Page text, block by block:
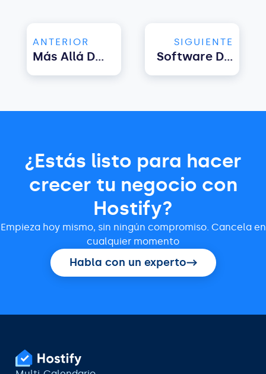
ANTERIOR
Más Allá De Las Estancias Ordinarias: 10 Alojamientos Únicos En Airbnb Que Necesitas Ver
SIGUIENTE
Software De Gestión De Informes Para Alquileres A Corto Plazo: Una Guía Completa
¿Estás listo para hacer
crecer tu negocio con
Hostify?
Empieza hoy mismo, sin ningún compromiso. Cancela en
cualquier momento
Habla con un experto